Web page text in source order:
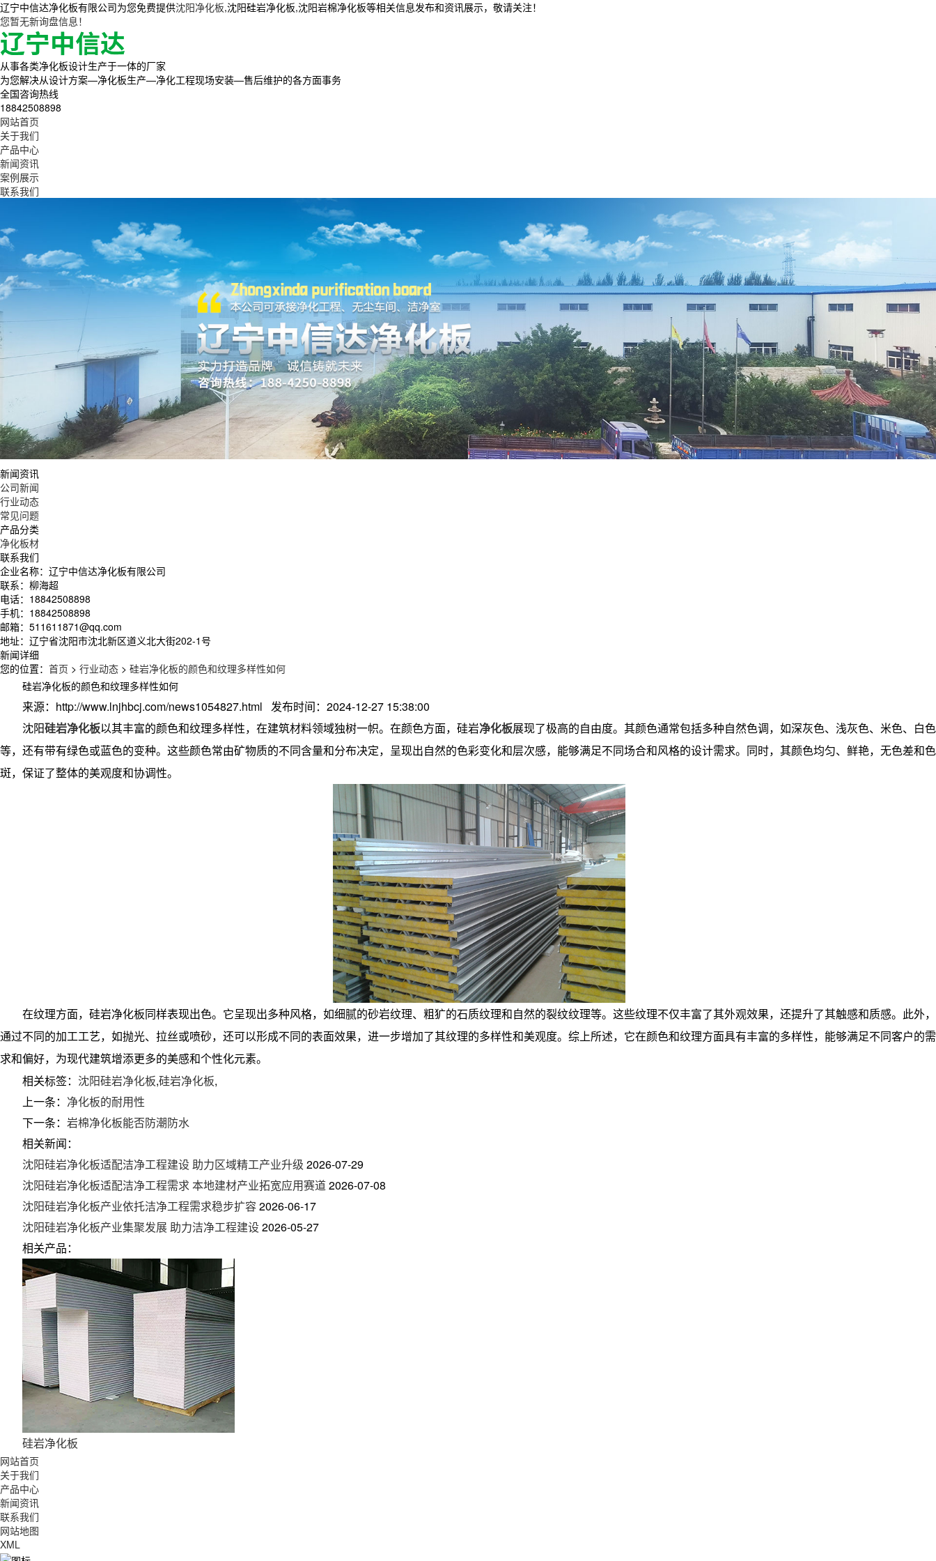
辽宁中信达净化板有限公司为您免费提供沈阳净化板,沈阳硅岩净化板,沈阳岩棉净化板等相关信息发布和资讯展示，敬请关注！
您暂无新询盘信息！
从事各类净化板设计生产于一体的厂家
为您解决从设计方案—净化板生产—净化工程现场安装—售后维护的各方面事务
全国咨询热线
18842508898
网站首页
关于我们
产品中心
新闻资讯
案例展示
联系我们
新闻资讯
公司新闻
行业动态
常见问题
产品分类
净化板材
联系我们
企业名称：辽宁中信达净化板有限公司
联系：柳海超
电话：18842508898
手机：18842508898
邮箱：511611871@qq.com
地址：辽宁省沈阳市沈北新区道义北大街202-1号
新闻详细
您的位置： 首页 > 行业动态 > 硅岩净化板的颜色和纹理多样性如何
硅岩净化板的颜色和纹理多样性如何
来源：http://www.lnjhbcj.com/news1054827.html 发布时间：2024-12-27 15:38:00
沈阳硅岩净化板以其丰富的颜色和纹理多样性，在建筑材料领域独树一帜。在颜色方面， 硅岩净化板展现了极高的自由度。其颜色通常包括多种自然色调，如深灰色、浅灰色、米色、白色
等，还有带有绿色或蓝色的变种。这些颜色常由矿物质的不同含量和分布决定，呈现出自然的色彩变化和层次感，能够满足不同场合和风格的设计需求。同时，其颜色均匀、鲜艳，无色差和色
斑，保证了整体的美观度和协调性。
在纹理方面， 硅岩净化板同样表现出色。它呈现出多种风格，如细腻的砂岩纹理、粗犷的石质纹理和自然的裂纹纹理等。这些纹理不仅丰富了其外观效果，还提升了其触感和质感。此外，
通过不同的加工工艺，如抛光、拉丝或喷砂，还可以形成不同的表面效果，进一步增加了其纹理的多样性和美观度。综上所述，它在颜色和纹理方面具有丰富的多样性，能够满足不同客户的需
求和偏好，为现代建筑增添更多的美感和个性化元素。
相关标签： 沈阳硅岩净化板,硅岩净化板,
上一条： 净化板的耐用性
下一条： 岩棉净化板能否防潮防水
相关新闻：
沈阳硅岩净化板适配洁净工程建设 助力区域精工产业升级 2026-07-29
沈阳硅岩净化板适配洁净工程需求 本地建材产业拓宽应用赛道2026-07-08
沈阳硅岩净化板产业依托洁净工程需求稳步扩容2026-06-17
沈阳硅岩净化板产业集聚发展 助力洁净工程建设2026-05-27
相关产品：
硅岩净化板
网站首页
关于我们
产品中心
新闻资讯
联系我们
网站地图
XML